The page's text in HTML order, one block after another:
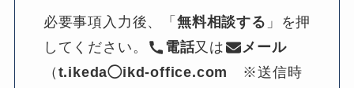
必要事項入力後、「 無料相談する 」を押
してください。
電話又は
メール
（ t.ikeda◯ikd-office.com
※送信時